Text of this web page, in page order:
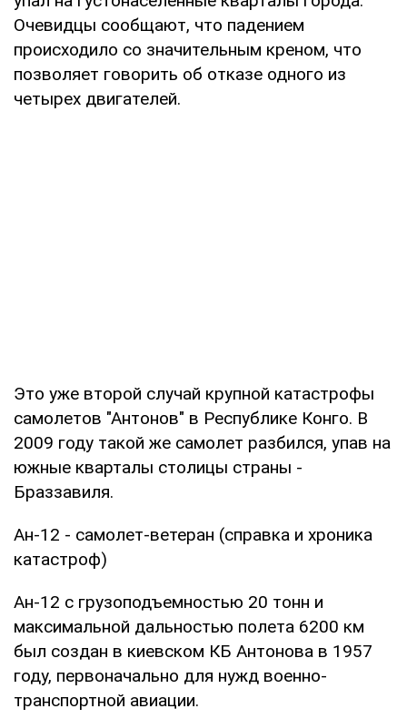
Очевидцы сообщают, что падением
происходило со значительным креном, что
позволяет говорить об отказе одного из
четырех двигателей.
Это уже второй случай крупной катастрофы
самолетов "Антонов" в Республике Конго. В
2009 году такой же самолет разбился, упав на
южные кварталы столицы страны -
Браззавиля.
Ан-12 - cамолет-ветеран (справка и хроника
катастроф)
Ан-12 с грузоподъемностью 20 тонн и
максимальной дальностью полета 6200 км
был создан в киевском КБ Антонова в 1957
году, первоначально для нужд военно-
транспортной авиации.